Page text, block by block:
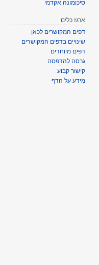
סיכומונה אקדמי
ארגז כלים
דפים המקושרים לכאן
שינויים בדפים המקושרים
דפים מיוחדים
גרסה להדפסה
קישור קבוע
מידע על הדף